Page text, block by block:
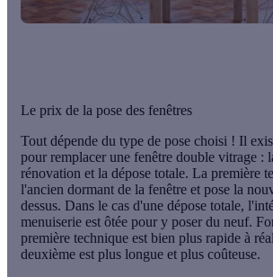
Le prix de la pose des fenêtres
Tout dépende du type de pose choisi ! Il
pour remplacer une fenêtre double vitrage :
rénovation et la dépose totale. La première
l'ancien dormant de la fenêtre et pose la
dessus. Dans le cas d'une dépose totale,
menuiserie est ôtée pour y poser du neuf.
première technique est bien plus rapide à
deuxième est plus longue et plus coûteuse.